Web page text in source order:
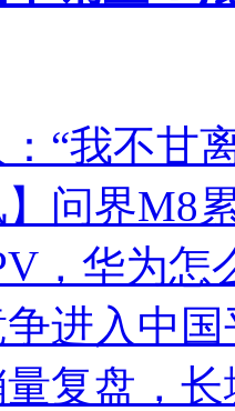
“我不甘
】问界M8
，华为怎
进入中
复盘，